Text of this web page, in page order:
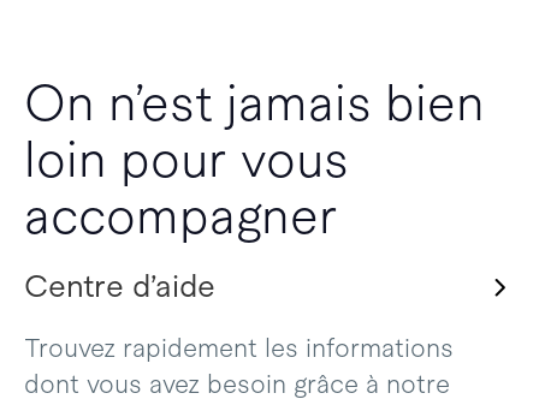
On n’est jamais bien
loin pour vous
accompagner
Centre d’aide
Trouvez rapidement les informations
dont vous avez besoin grâce à notre